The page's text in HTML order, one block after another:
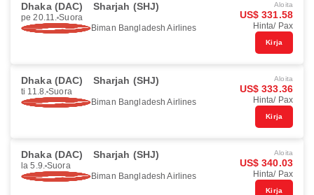
Dhaka (DAC) Sharjah (SHJ)
pe 20.11. Suora
Biman Bangladesh Airlines
Aloita
US$ 331.58
Hinta/ Pax
Kirja
Dhaka (DAC) Sharjah (SHJ)
ti 11.8. Suora
Biman Bangladesh Airlines
Aloita
US$ 333.36
Hinta/ Pax
Kirja
Dhaka (DAC) Sharjah (SHJ)
la 5.9. Suora
Biman Bangladesh Airlines
Aloita
US$ 340.03
Hinta/ Pax
Kirja